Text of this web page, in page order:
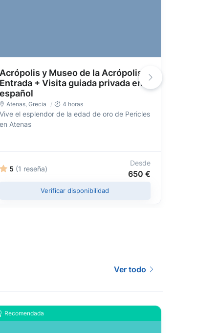
Acrópolis y Museo de la Acrópolis:
Entrada + Visita guiada privada en
español
Atenas ,Grecia 4 horas
Vive el esplendor de la edad de oro de Pericles
en Atenas
5 (1 reseña)
Desde
650 €
Verificar disponibilidad
Ver todo
Recomendada